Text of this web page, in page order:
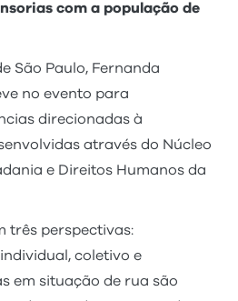
com a população de
São Paulo, Fernanda
no evento para
direcionadas à
através do Núcleo
e Direitos Humanos da
três perspectivas:
coletivo e
em situação de rua são